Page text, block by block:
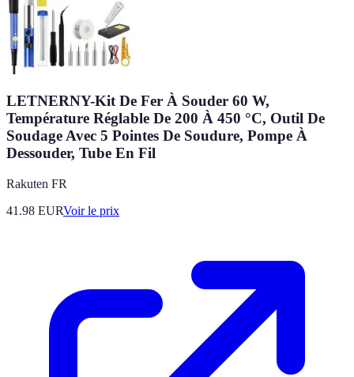
LETNERNY-Kit De Fer À Souder 60 W,
Température Réglable De 200 À 450 °C, Outil De
Soudage Avec 5 Pointes De Soudure, Pompe À
Dessouder, Tube En Fil
Rakuten FR
41.98 EURVoir le prix